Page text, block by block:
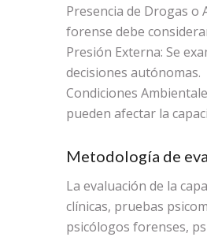
Presencia de Drogas o
forense debe
Presión Externa: Se
decisiones autónomas.
Condiciones
pueden afectar la
Metodología de
La evaluación de la
clínicas, pruebas
psicólogos forenses,